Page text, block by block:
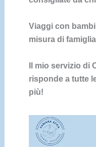
Viaggi con
misura di
Il mio servizio di
risponde a tutte
più!